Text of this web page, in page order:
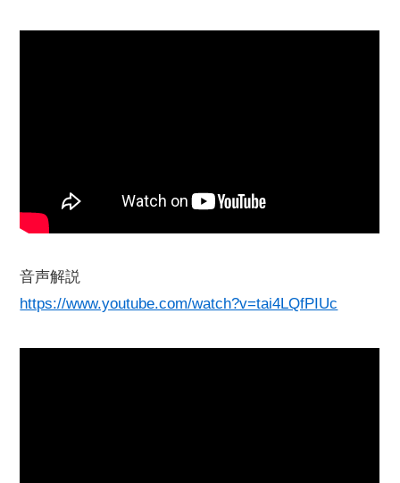
音声解説
https://www.youtube.com/watch?v=tai4LQfPIUc